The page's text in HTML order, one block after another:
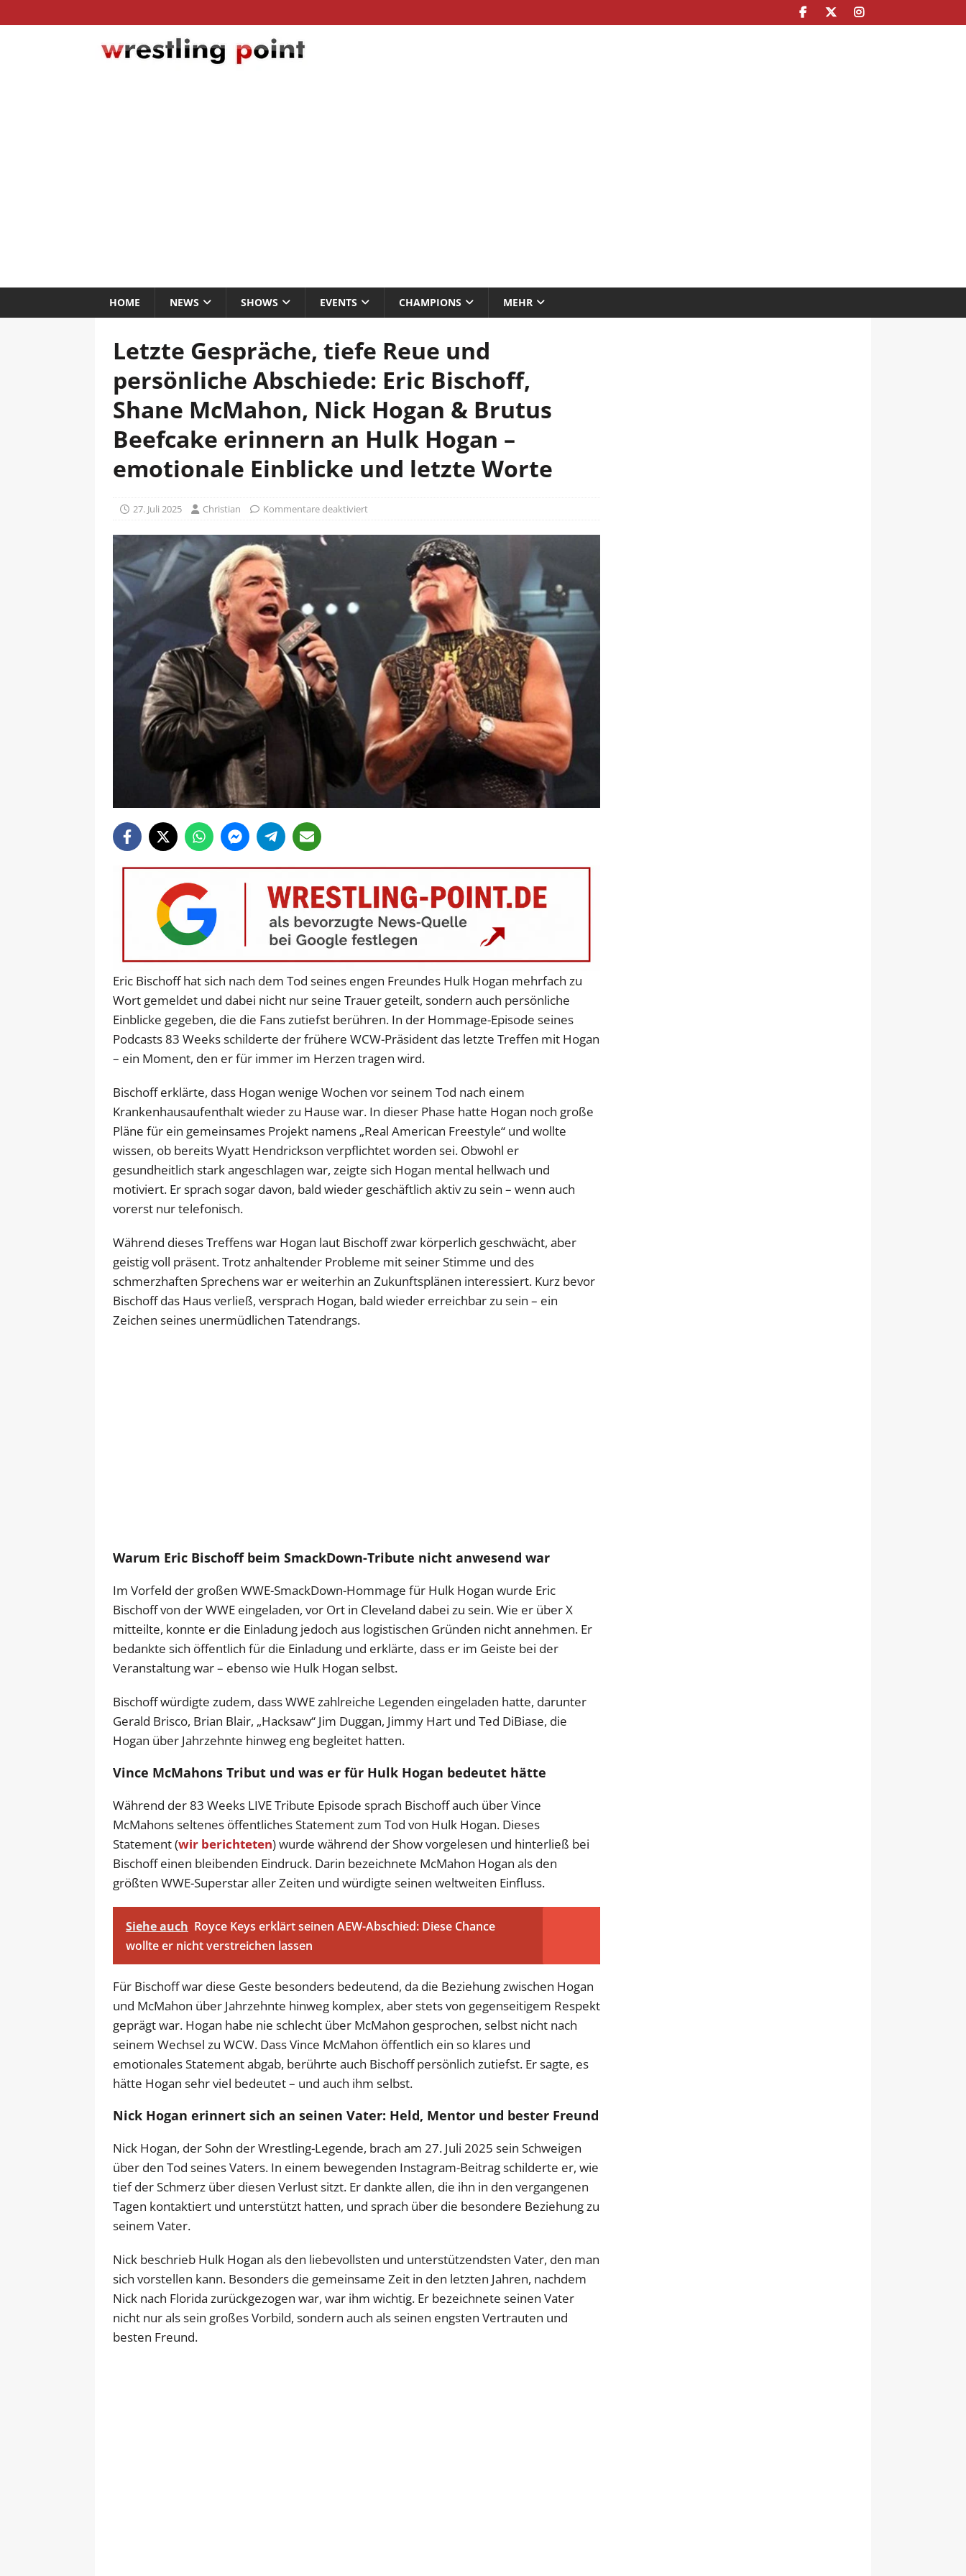
HOME NEWS SHOWS EVENTS CHAMPIONS MEHR
Letzte Gespräche, tiefe Reue und
persönliche Abschiede: Eric Bischoff,
Shane McMahon, Nick Hogan & Brutus
Beefcake erinnern an Hulk Hogan –
emotionale Einblicke und letzte Worte
27. Juli 2025 Christian Kommentare deaktiviert
Eric Bischoff hat sich nach dem Tod seines engen Freundes Hulk Hogan mehrfach zu
Wort gemeldet und dabei nicht nur seine Trauer geteilt, sondern auch persönliche
Einblicke gegeben, die die Fans zutiefst berühren. In der Hommage-Episode seines
Podcasts 83 Weeks schilderte der frühere WCW-Präsident das letzte Treffen mit Hogan
– ein Moment, den er für immer im Herzen tragen wird.
Bischoff erklärte, dass Hogan wenige Wochen vor seinem Tod nach einem
Krankenhausaufenthalt wieder zu Hause war. In dieser Phase hatte Hogan noch große
Pläne für ein gemeinsames Projekt namens „Real American Freestyle“ und wollte
wissen, ob bereits Wyatt Hendrickson verpflichtet worden sei. Obwohl er
gesundheitlich stark angeschlagen war, zeigte sich Hogan mental hellwach und
motiviert. Er sprach sogar davon, bald wieder geschäftlich aktiv zu sein – wenn auch
vorerst nur telefonisch.
Während dieses Treffens war Hogan laut Bischoff zwar körperlich geschwächt, aber
geistig voll präsent. Trotz anhaltender Probleme mit seiner Stimme und des
schmerzhaften Sprechens war er weiterhin an Zukunftsplänen interessiert. Kurz bevor
Bischoff das Haus verließ, versprach Hogan, bald wieder erreichbar zu sein – ein
Zeichen seines unermüdlichen Tatendrangs.
Warum Eric Bischoff beim SmackDown-Tribute nicht anwesend war
Im Vorfeld der großen WWE-SmackDown-Hommage für Hulk Hogan wurde Eric
Bischoff von der WWE eingeladen, vor Ort in Cleveland dabei zu sein. Wie er über X
mitteilte, konnte er die Einladung jedoch aus logistischen Gründen nicht annehmen. Er
bedankte sich öffentlich für die Einladung und erklärte, dass er im Geiste bei der
Veranstaltung war – ebenso wie Hulk Hogan selbst.
Bischoff würdigte zudem, dass WWE zahlreiche Legenden eingeladen hatte, darunter
Gerald Brisco, Brian Blair, „Hacksaw“ Jim Duggan, Jimmy Hart und Ted DiBiase, die
Hogan über Jahrzehnte hinweg eng begleitet hatten.
Vince McMahons Tribut und was er für Hulk Hogan bedeutet hätte
Während der 83 Weeks LIVE Tribute Episode sprach Bischoff auch über Vince
McMahons seltenes öffentliches Statement zum Tod von Hulk Hogan. Dieses
Statement (wir berichteten) wurde während der Show vorgelesen und hinterließ bei
Bischoff einen bleibenden Eindruck. Darin bezeichnete McMahon Hogan als den
größten WWE-Superstar aller Zeiten und würdigte seinen weltweiten Einfluss.
Siehe auch Royce Keys erklärt seinen AEW-Abschied: Diese Chance
wollte er nicht verstreichen lassen
Für Bischoff war diese Geste besonders bedeutend, da die Beziehung zwischen Hogan
und McMahon über Jahrzehnte hinweg komplex, aber stets von gegenseitigem Respekt
geprägt war. Hogan habe nie schlecht über McMahon gesprochen, selbst nicht nach
seinem Wechsel zu WCW. Dass Vince McMahon öffentlich ein so klares und
emotionales Statement abgab, berührte auch Bischoff persönlich zutiefst. Er sagte, es
hätte Hogan sehr viel bedeutet – und auch ihm selbst.
Nick Hogan erinnert sich an seinen Vater: Held, Mentor und bester Freund
Nick Hogan, der Sohn der Wrestling-Legende, brach am 27. Juli 2025 sein Schweigen
über den Tod seines Vaters. In einem bewegenden Instagram-Beitrag schilderte er, wie
tief der Schmerz über diesen Verlust sitzt. Er dankte allen, die ihn in den vergangenen
Tagen kontaktiert und unterstützt hatten, und sprach über die besondere Beziehung zu
seinem Vater.
Nick beschrieb Hulk Hogan als den liebevollsten und unterstützendsten Vater, den man
sich vorstellen kann. Besonders die gemeinsame Zeit in den letzten Jahren, nachdem
Nick nach Florida zurückgezogen war, war ihm wichtig. Er bezeichnete seinen Vater
nicht nur als sein großes Vorbild, sondern auch als seinen engsten Vertrauten und
besten Freund.